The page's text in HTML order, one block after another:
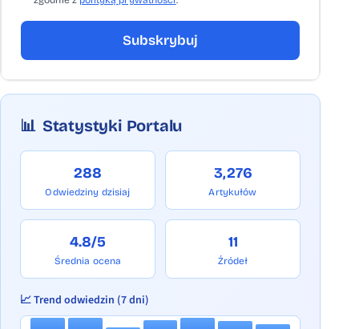
Subskrybuj
📊 Statystyki Portalu
288
Odwiedziny dzisiaj
3,276
Artykułów
4.8/5
Średnia ocena
11
Źródeł
📈 Trend odwiedzin (7 dni)